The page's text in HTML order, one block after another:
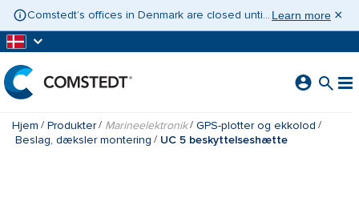
Comstedt’s offices in Denmark are closed until 10 August 2026. If you need assistance, please contact Contact Sweden on +46 31 775 65 30. Learn more ×
Hjem Produkter Marineelektronik
GPS-plotter og ekkolod
Beslag, dæksler montering
UC 5 beskyttelseshætte